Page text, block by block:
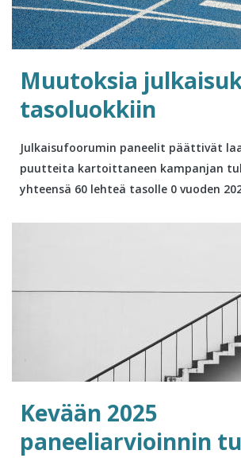
Muutoksia
tasoluokkiin
Julkaisufoorumin paneelit päättivät
puutteita kartoittaneen kampanjan
yhteensä 60 lehteä tasolle 0 vuoden
Kevään 2025
paneeliarvioinnin